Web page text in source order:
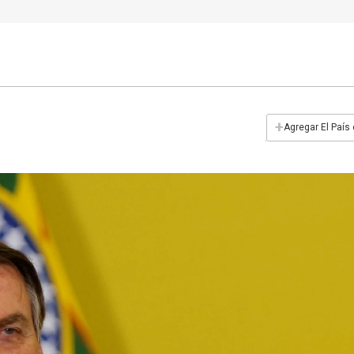
+Agregar El País